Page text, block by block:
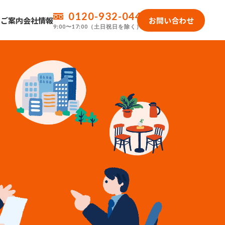
案内会社情報 0120-932-044
9:00〜17:00（土日祝日を除く）
お問い合わせ